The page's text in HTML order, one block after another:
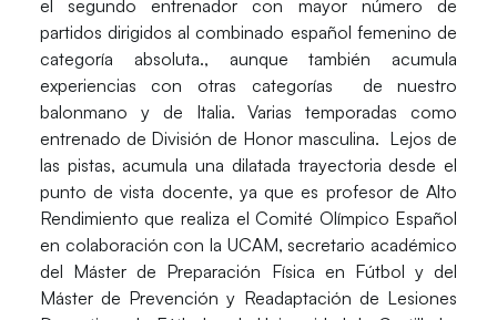
el segundo entrenador con mayor número de
partidos dirigidos al combinado español femenino de
categoría absoluta., aunque también acumula
experiencias con otras categorías de nuestro
balonmano y de Italia. Varias temporadas como
entrenado de División de Honor masculina. Lejos de
las pistas, acumula una dilatada trayectoria desde el
punto de vista docente, ya que es profesor de Alto
Rendimiento que realiza el Comité Olímpico Español
en colaboración con la UCAM, secretario académico
del Máster de Preparación Física en Fútbol y del
Máster de Prevención y Readaptación de Lesiones